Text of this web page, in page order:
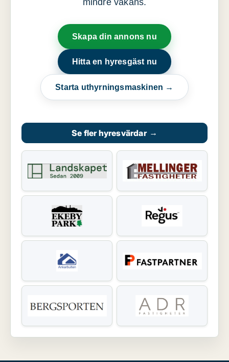
mindre vakans.
Skapa din annons nu
Hitta en hyresgäst nu
Starta uthyrningsmaskinen →
Se fler hyresvärdar →